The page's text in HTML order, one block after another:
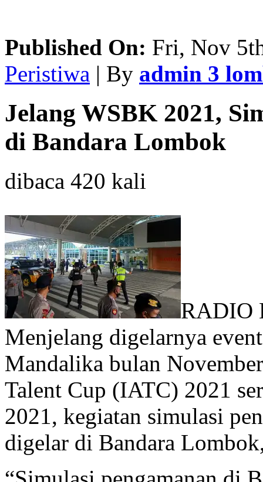
Published On:Fri, Nov
Peristiwa| Byadmin 3
Jelang WSBK 2021,
di Bandara Lombok
RADIO
Menjelang digelarnya
Mandalika bulan
Talent Cup (IATC) 2021
2021, kegiatan simulasi
digelar di Bandara